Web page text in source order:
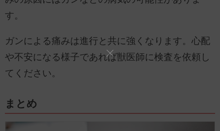
す。
ガンによる痛みは進行と共に強くなります。心配
や不安になる様子であれば獣医師に検査を依頼し
てください。
まとめ